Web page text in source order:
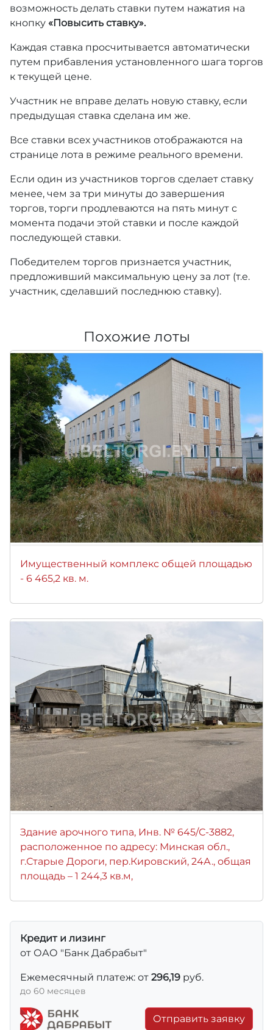
возможность делать ставки путем нажатия на
кнопку «Повысить ставку».
Каждая ставка просчитывается автоматически
путем прибавления установленного шага торгов
к текущей цене.
Участник не вправе делать новую ставку, если
предыдущая ставка сделана им же.
Все ставки всех участников отображаются на
странице лота в режиме реального времени.
Если один из участников торгов сделает ставку
менее, чем за три минуты до завершения
торгов, торги продлеваются на пять минут с
момента подачи этой ставки и после каждой
последующей ставки.
Победителем торгов признается участник,
предложивший максимальную цену за лот (т.е.
участник, сделавший последнюю ставку).
Похожие лоты
Имущественный комплекс общей площадью
- 6 465,2 кв. м.
Здание арочного типа, Инв. № 645/С-3882,
расположенное по адресу: Минская обл.,
г.Старые Дороги, пер.Кировский, 24А., общая
площадь – 1 244,3 кв.м,
Кредит и лизинг
от ОАО "Банк Дабрабыт"
Ежемесячный платеж: от 296,19 руб.
до 60 месяцев
Отправить заявку